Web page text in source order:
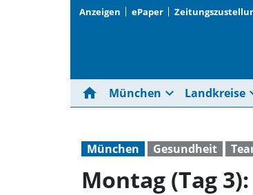
Anzeigen ePaper
home München expand_more Landkreise
München Gesundheit
Montag (Tag